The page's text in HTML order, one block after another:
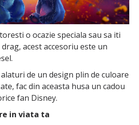
o ocazie speciala sau sa iti
acest accesoriu este un
de un design plin de culoare
fac din aceasta husa un cadou
fan Disney.
in viata ta